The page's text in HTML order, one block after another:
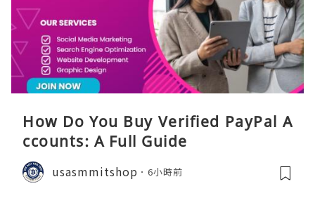
How Do You Buy Verified PayPal A
ccounts: A Full Guide
usasmmitshop 6小時前